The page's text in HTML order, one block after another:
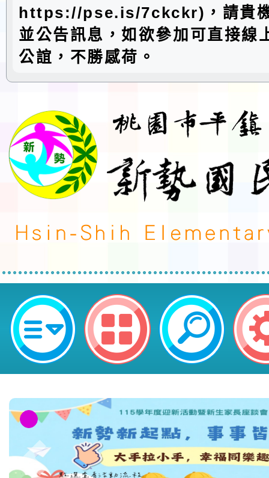
https://pse.is/7ckckr)，請貴
並公告訊息，如欲參加可直接線
公誼，不勝感荷。
桃園市立圖書館自114年4月12日
止，辧理「文學長河 古今經典賞
園市平鎮區新勢國民小學